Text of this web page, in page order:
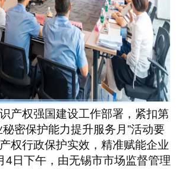
产权强国建设工作部署，紧扣第
秘密保护能力提升服务月”活动要
权行政保护实效，精准赋能企业
4日下午，由无锡市市场监督管理